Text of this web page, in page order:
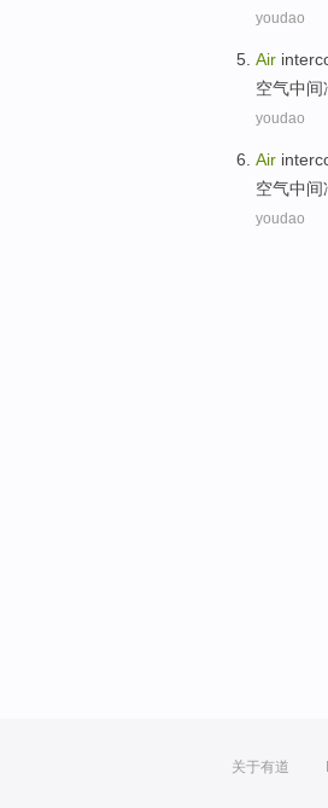
youdao
Air
空气中间
youdao
Air
空气中间
youdao
关于有道